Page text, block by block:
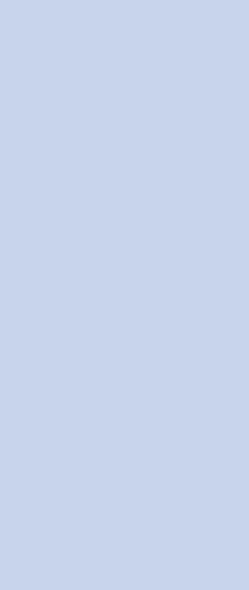
Aufnehmen